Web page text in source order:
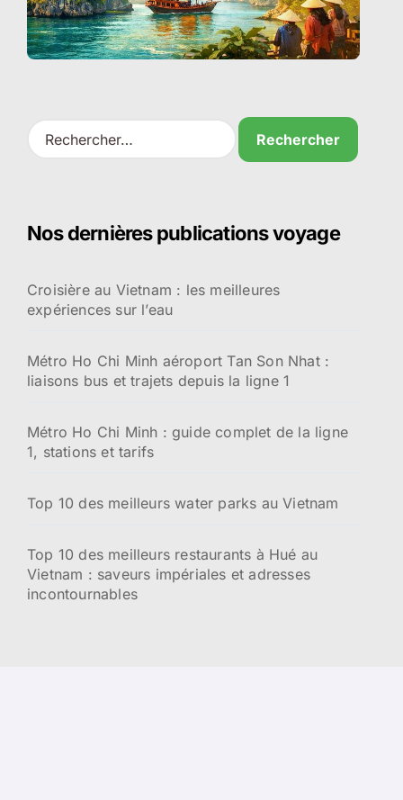
R
e
r
e
r
Nos dernières publications voyage
Croisière au Vietnam : les meilleures
expériences sur l’eau
Métro Ho Chi Minh aéroport Tan Son Nhat :
liaisons bus et trajets depuis la ligne 1
Métro Ho Chi Minh : guide complet de la ligne
1, stations et tarifs
Top 10 des meilleurs water parks au Vietnam
Top 10 des meilleurs restaurants à Hué au
Vietnam : saveurs impériales et adresses
incontournables